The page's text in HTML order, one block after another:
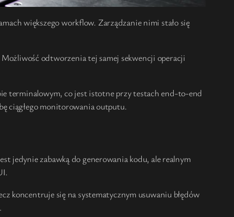
większego workflow. Zarządzanie nimi stało się
odtworzenia tej samej sekwencji operacji
terminalowym, co jest istotne przy testach end-to-end
ciągłego monitorowania outputu.
jedynie zabawką do generowania kodu, ale realnym
koncentruje się na systematycznym usuwaniu błędów